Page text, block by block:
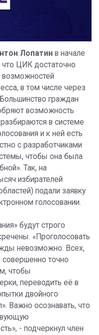
Лопатин в начале
что ЦИК достаточно
возможностей
в том числе через
граждан
возможность
в системе
и к ней есть
с разработчиками
чтобы она была
Так, на
избирателей
подали заявку
голосовании.
будут строго
«Проголосовать
невозможно. Всех,
точно
чтобы
переводить её в
двойного
Важно осознавать, что
- подчеркнул член